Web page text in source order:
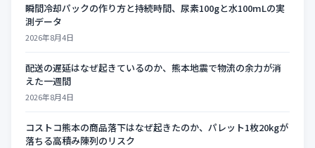
瞬間冷却パックの作り方と持続時間、尿素100gと水100mLの実
測データ
2026年8月4日
配送の遅延はなぜ起きているのか、熊本地震で物流の余力が消
えた一週間
2026年8月4日
コストコ熊本の商品落下はなぜ起きたのか、パレット1枚20kgが
落ちる高積み陳列のリスク